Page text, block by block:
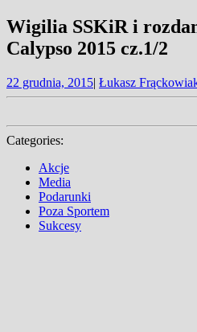
FACEBOOK
TWITTER
CLOSE
MENU
Wigilia SSKiR i
Calypso 2015 cz.1/2
22 grudnia, 201522
grudnia,
| Łukasz
Categories:
Akcje
Media
Podarunki
Poza Sportem
Sukcesy